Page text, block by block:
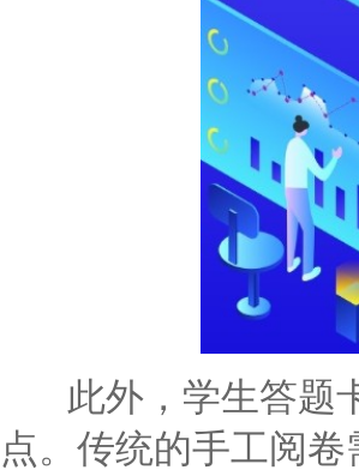
此外，学生答题卡
点。传统的手工阅